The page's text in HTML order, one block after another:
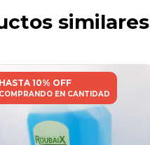
similares
HASTA 10% OFF
COMPRANDO EN CANTIDAD